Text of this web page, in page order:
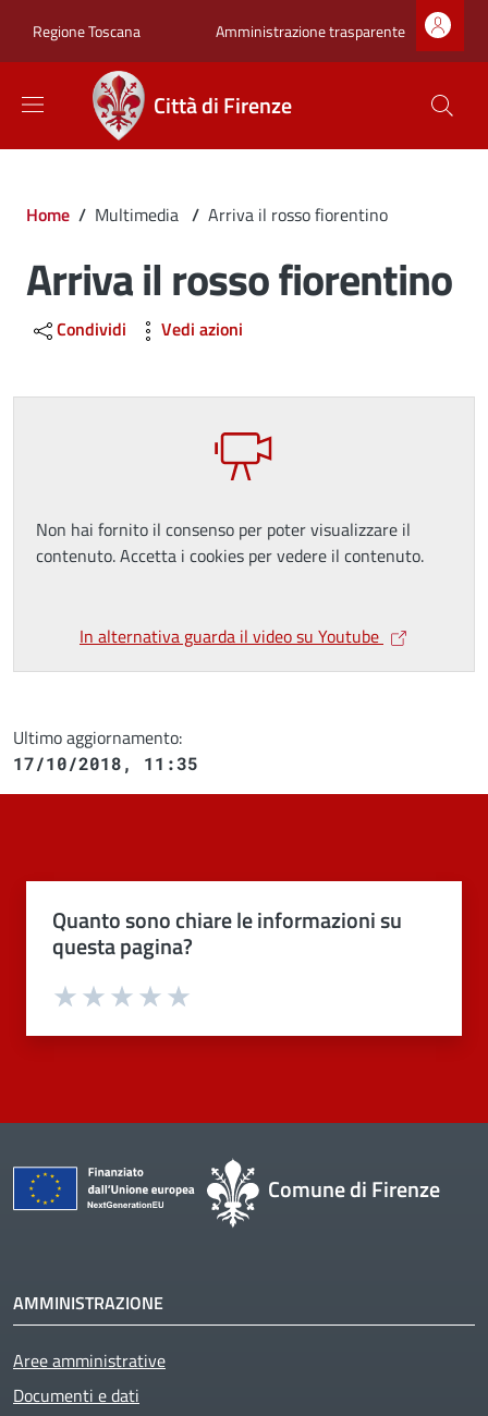
Regione Toscana Zona superiore
Amministrazione trasparente
Città di Firenze
Briciole di pane
Home / Multimedia / Arriva il rosso fiorentino
Arriva il rosso fiorentino
Condividi Vedi azioni
Non hai fornito il consenso per poter visualizzare il
contenuto. Accetta i cookies per vedere il contenuto.
In alternativa guarda il video su Youtube
Ultimo aggiornamento:
17/10/2018, 11:35
Quanto sono chiare le informazioni su
questa pagina?
Valuta 4 stelle su 5
Valuta 3 stelle su 5
Valuta 2 stelle su 5
Valuta 1 stelle su 5
Comune di Firenze
AMMINISTRAZIONE
Aree amministrative
Documenti e dati